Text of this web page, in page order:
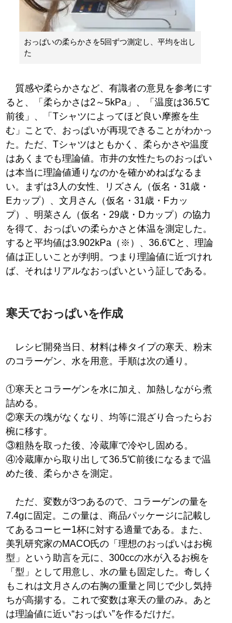
おっぱいの柔らかさを5回ずつ測定し、平均を出し
た
質感や柔らかさなど、有識者の意見を参考にす
ると、「柔らかさは2～5kPa」、「温度は36.5℃
前後」、「Tシャツによってほど良い摩擦を生
む」ことで、おっぱいが再現できることがわかっ
た。ただ、Tシャツはともかく、柔らかさや温度
はあくまでも理論値。市井の女性たちのおっぱい
は本当に理論値通りなのかを確かめねばなるま
い。まずは3人の女性、リズさん（仮名・31歳・
Eカップ）、文月さん（仮名・31歳・Fカッ
プ）、明菜さん（仮名・29歳・Dカップ）の協力
を得て、おっぱいの柔らかさと体温を測定した。
すると平均値は3.902kPa（※）、36.6℃と、理論
値は正しいことが判明。つまり理論値に近づけれ
ば、それはリアルなおっぱいという証しである。
寒天でおっぱいを作成
レシピ開発当日、材料は棒タイプの寒天、粉末
のコラーゲン、水を用意。手順は次の通り。
①寒天とコラーゲンを水に加え、加熱しながら煮
詰める。
②寒天の塊がなくなり、均等に混ざり合ったらお
椀に移す。
③粗熱を取った後、冷蔵庫で冷やし固める。
④冷蔵庫から取り出して36.5℃前後になるまで温
めた後、柔らかさを測定。
ただ、変数が3つあるので、コラーゲンの量を
7.4gに固定。この量は、商品パッケージに記載し
てあるコーヒー1杯に対する適量である。また、
美乳研究家のMACO氏の「理想のおっぱいはお椀
型」という助言を元に、300ccの水が入るお椀を
「型」として用意し、水の量も固定した。奇しく
もこれは文月さんの右胸の重量と同じで少し気持
ちが高揚する。これで変数は寒天の量のみ。あと
は理論値に近い“おっぱい”を作るだけだ。